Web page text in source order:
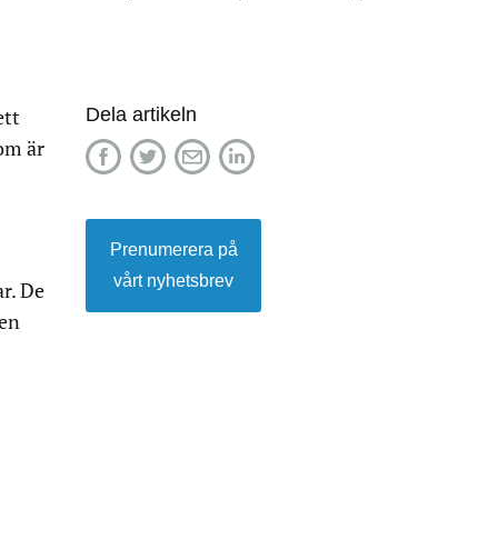
är
De
Dela artikeln
Prenumerera på
vårt nyhetsbrev